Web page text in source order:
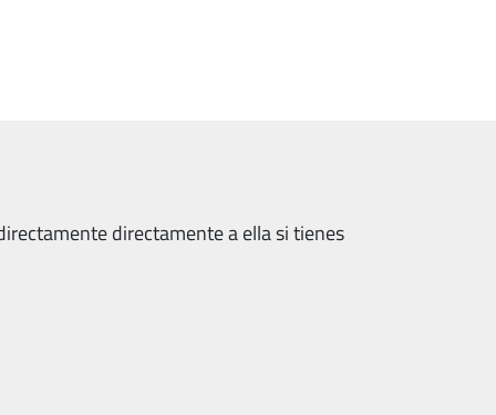
directamente a ella si tienes